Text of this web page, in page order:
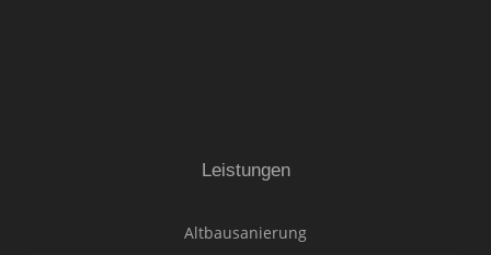
Leistungen
Altbausanierung